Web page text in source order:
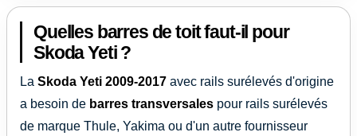
Quelles barres de toit faut-il pour
Skoda Yeti ?
La Skoda Yeti 2009-2017 avec rails surélevés d'origine
a besoin de barres transversales pour rails surélevés
de marque Thule, Yakima ou d'un autre fournisseur